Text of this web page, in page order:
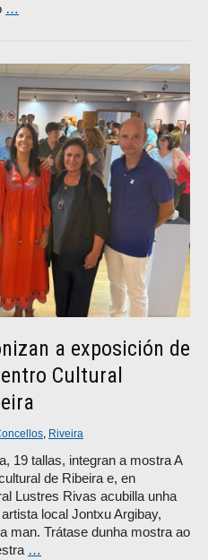
…
a exposición de
Cultural
Riveira
19 tallas, integran a mostra A
de Ribeira e, en
Lustres Rivas acubilla unha
local Jontxu Argibay,
man. Trátase dunha mostra ao
…